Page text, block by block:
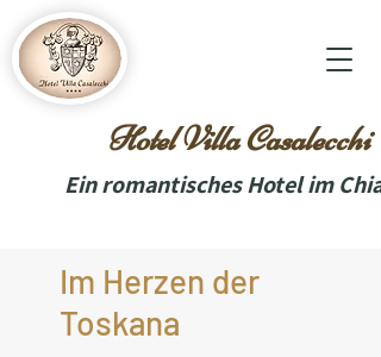
Hotel Villa Casalecchi
Ein romantisches Hotel im
Im Herzen der
Toskana